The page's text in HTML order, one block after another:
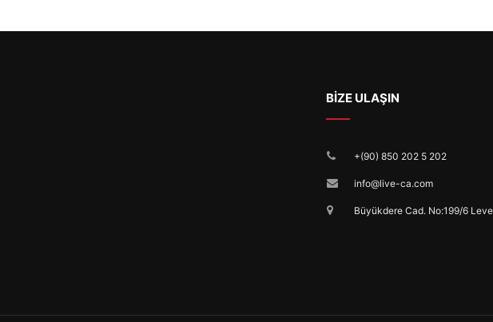
BİZE ULAŞIN
+(90) 850 202 5 202
info@live-ca.com
Büyükdere Cad. No:199/6